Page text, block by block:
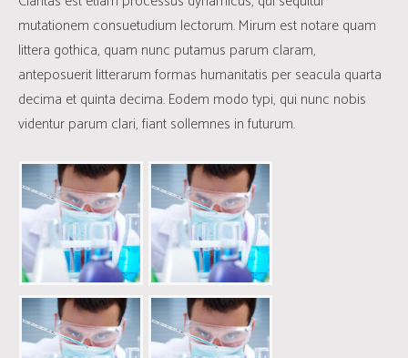
mutationem consuetudium lectorum. Mirum est notare quam
littera gothica, quam nunc putamus parum claram,
anteposuerit litterarum formas humanitatis per seacula quarta
decima et quinta decima. Eodem modo typi, qui nunc nobis
videntur parum clari, fiant sollemnes in futurum.